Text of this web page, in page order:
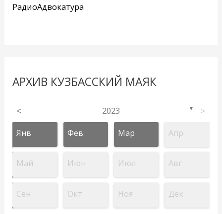
РадиоАдвокатура
АРХИВ КУЗБАССКИЙ МАЯК
< 2023 ▼ >
Янв Фев Мар Апр
Май Июн Июл Авг
Сен Окт Ноя Дек